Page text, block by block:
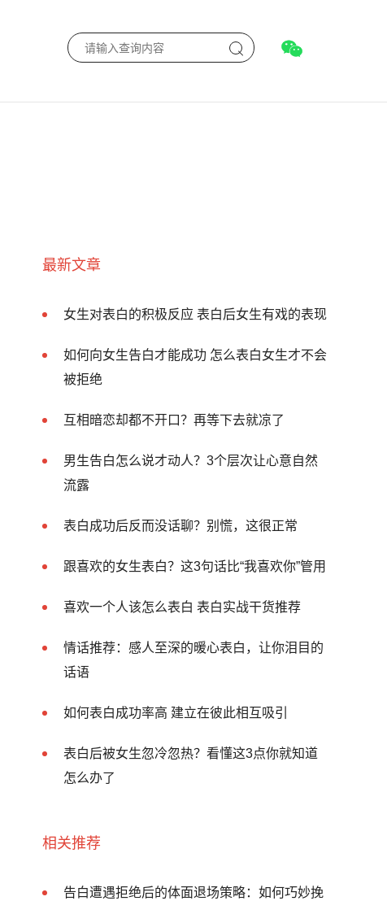
最新文章
女生对表白的积极反应 表白后女生有戏的表现
如何向女生告白才能成功 怎么表白女生才不会
被拒绝
互相暗恋却都不开口？再等下去就凉了
男生告白怎么说才动人？3个层次让心意自然
流露
表白成功后反而没话聊？别慌，这很正常
跟喜欢的女生表白？这3句话比“我喜欢你”管用
喜欢一个人该怎么表白 表白实战干货推荐
情话推荐：感人至深的暖心表白，让你泪目的
话语
如何表白成功率高 建立在彼此相互吸引
表白后被女生忽冷忽热？看懂这3点你就知道
怎么办了
相关推荐
告白遭遇拒绝后的体面退场策略：如何巧妙挽